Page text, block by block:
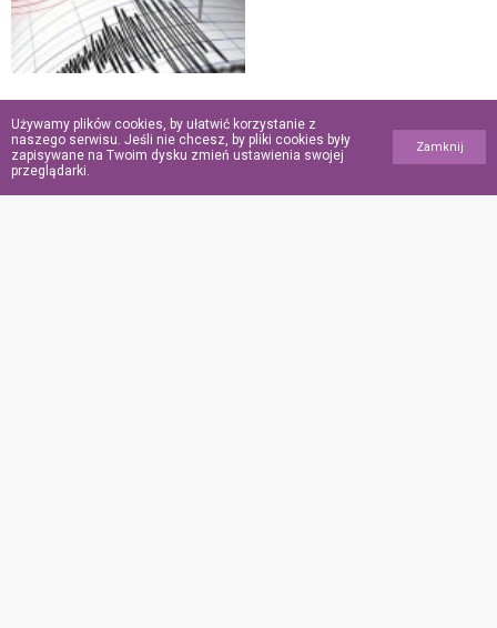
„Oddał życie
za innych”. Ochroniarz
meczetu zginął,
ratując wiernych
Używamy plików cookies, by ułatwić korzystanie z
naszego serwisu. Jeśli nie chcesz, by pliki cookies były
zapisywane na Twoim dysku zmień ustawienia swojej
przeglądarki.
Zamknij